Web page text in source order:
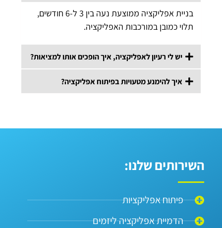
בניית אפליקציה ממוצעת נעה בין 3 ל-6 חודשים,
תלוי כמובן במורכבות האפליקציה.
יש לי רעיון לאפליקציה, איך הופכים אותו למציאות?
איך להימנע מטעויות בפיתוח אפליקציה?
השירותים שלנו:
פיתוח אפליקציות
הדמיית אפליקציה ליזמים